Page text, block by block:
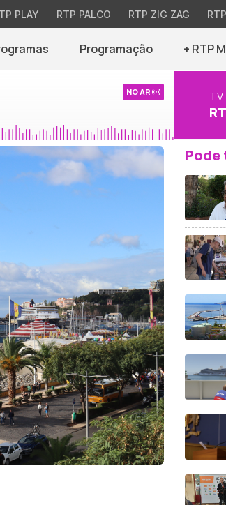
PLAY RTP PALCO RTP ZIG ZAG
Programação + RTP
NO AR TV
Pode